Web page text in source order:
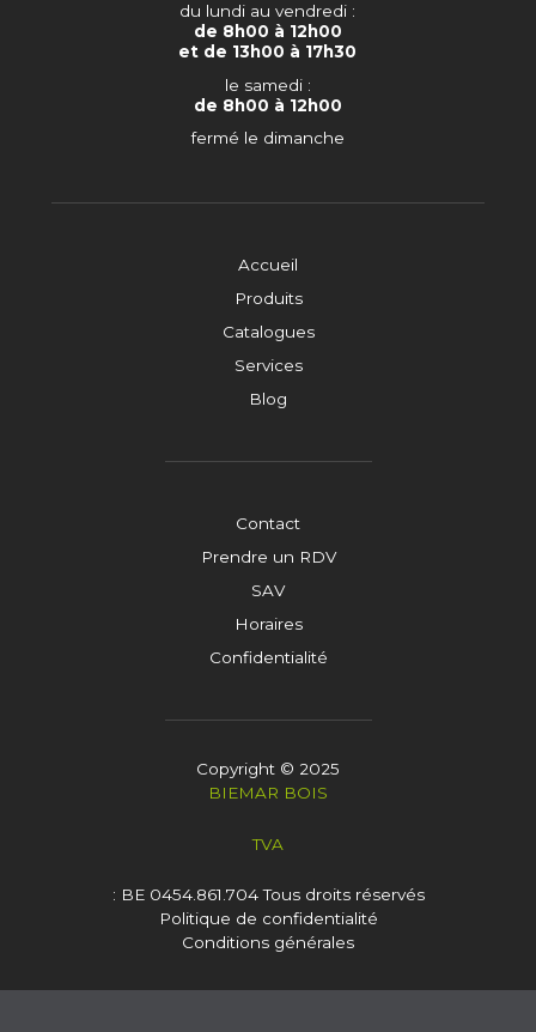
Accueil
Produits
Catalogues
Services
Blog
Contact
Prendre un RDV
SAV
Horaires
Confidentialité
du lundi au vendredi :
de 8h00 à 12h00
et de 13h00 à 17h30
le samedi :
de 8h00 à 12h00
fermé le dimanche
Copyright © 2025
BIEMAR BOIS
TVA
: BE 0454.861.704Tous droits réservés
Politique de confidentialité
Conditions générales